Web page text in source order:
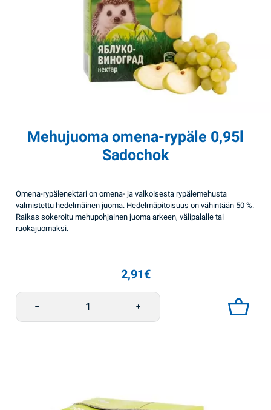
Mehujuoma omena-rypäle 0,95l
Sadochok
Omena-rypälenektari on omena- ja valkoisesta rypälemehusta
valmistettu hedelmäinen juoma. Hedelmäpitoisuus on vähintään 50 %.
Raikas sokeroitu mehupohjainen juoma arkeen, välipalalle tai
ruokajuomaksi.
2,91€
Mehujuoma omena-rypäle 0,95l Sadochok määrä